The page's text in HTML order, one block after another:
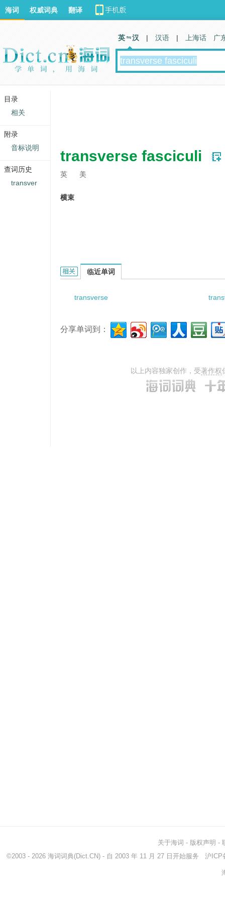
transverse fasciculi
英 美
横束
transverse fasciculi的相关资料：
临近单词
transverse
分享单词到：
以上内容独家创作，受著作权
海词 权威词典 翻译
英 汉 | 汉语 | 上海话 广
关于海词 - 版权声明 -
©2003 - 2026 海词词典(Dict.CN) - 自 2003 年 11 月 27 日开始服务 沪ICP
目录
相关
附录
音标说明
查词历史
transver